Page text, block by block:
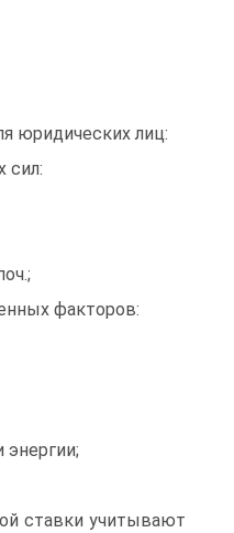
юридических лиц:
сил:
факторов:
энергии;
ставки учитывают